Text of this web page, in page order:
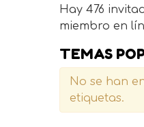
Hay 476
miembro en
TEMAS
No se han
etiquetas.